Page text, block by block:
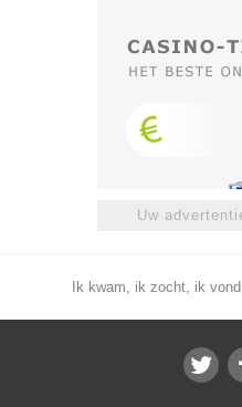
Uw
Ik kwam, ik zocht, ik